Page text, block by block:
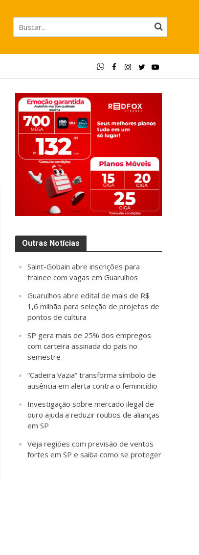
Outras Notícias
Saint-Gobain abre inscrições para
trainee com vagas em Guarulhos
Guarulhos abre edital de mais de R$
1,6 milhão para seleção de projetos de
pontos de cultura
SP gera mais de 25% dos empregos
com carteira assinada do país no
semestre
“Cadeira Vazia” transforma símbolo de
ausência em alerta contra o feminicídio
Investigação sobre mercado ilegal de
ouro ajuda a reduzir roubos de alianças
em SP
Veja regiões com previsão de ventos
fortes em SP e saiba como se proteger